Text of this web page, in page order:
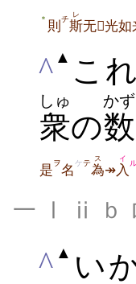
＊ 則 チ斯
レ
无光如
^ ▲ こ
衆
しゅ
の数
かず
是ヲ名ケテ為
ス
↠入
イ
一 Ⅰ ⅱ ｂ
^ ▲ い